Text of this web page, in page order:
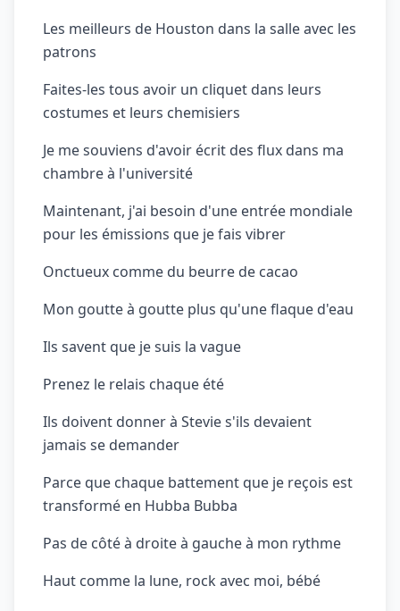
Les meilleurs de Houston dans la salle avec les
patrons
Faites-les tous avoir un cliquet dans leurs
costumes et leurs chemisiers
Je me souviens d'avoir écrit des flux dans ma
chambre à l'université
Maintenant, j'ai besoin d'une entrée mondiale
pour les émissions que je fais vibrer
Onctueux comme du beurre de cacao
Mon goutte à goutte plus qu'une flaque d'eau
Ils savent que je suis la vague
Prenez le relais chaque été
Ils doivent donner à Stevie s'ils devaient
jamais se demander
Parce que chaque battement que je reçois est
transformé en Hubba Bubba
Pas de côté à droite à gauche à mon rythme
Haut comme la lune, rock avec moi, bébé